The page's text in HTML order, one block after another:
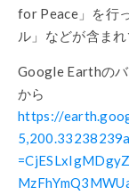
for Peace」を行
ル」などが含まれ
Google Earthの
から
https://